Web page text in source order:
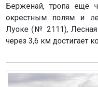
Берженай, тропа ещё
окрестным полям и
Луоке (№ 2111), Лесная
через 3,6 км достигает